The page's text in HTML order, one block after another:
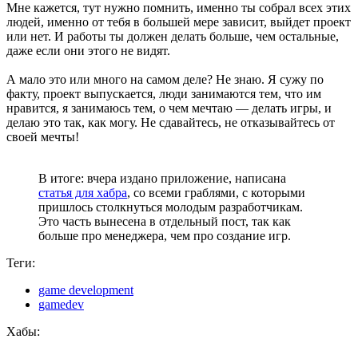
Мне кажется, тут нужно помнить, именно ты собрал всех этих
людей, именно от тебя в большей мере зависит, выйдет проект
или нет. И работы ты должен делать больше, чем остальные,
даже если они этого не видят.
А мало это или много на самом деле? Не знаю. Я сужу по
факту, проект выпускается, люди занимаются тем, что им
нравится, я занимаюсь тем, о чем мечтаю — делать игры, и
делаю это так, как могу. Не сдавайтесь, не отказывайтесь от
своей мечты!
В итоге: вчера издано приложение, написана
статья для хабра, со всеми граблями, с которыми
пришлось столкнуться молодым разработчикам.
Это часть вынесена в отдельный пост, так как
больше про менеджера, чем про создание игр.
Теги:
game development
gamedev
Хабы: